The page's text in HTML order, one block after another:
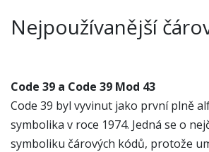
Nejpoužívanější
Code 39 a Code 39 Mod 43
Code 39 byl vyvinut jako první plně
symbolika v roce 1974. Jedná se o
symboliku čárových kódů, protože